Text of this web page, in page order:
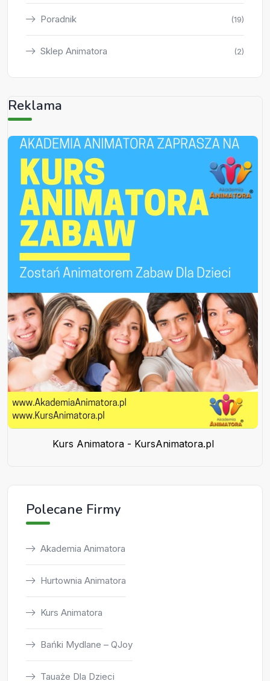
Poradnik (19)
Sklep Animatora (2)
Reklama
Kurs Animatora - KursAnimatora.pl
Polecane Firmy
Akademia Animatora
Hurtownia Animatora
Kurs Animatora
Bańki Mydlane – QJoy
Tauaże Dla Dzieci